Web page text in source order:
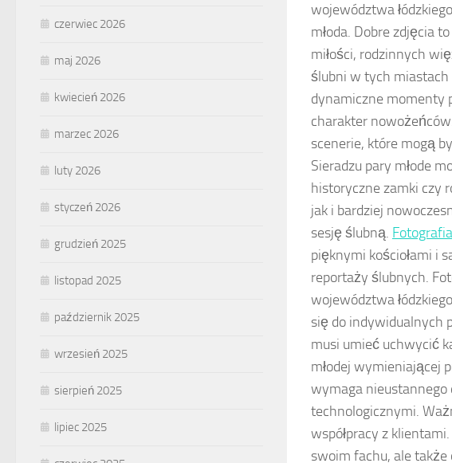
województwa
młoda. Dobre zdjęcia
miłości, rodzinnych
ślubni w tych
dynamiczne momenty
charakter
scenerie, które mogą
Sieradzu pary młode
historyczne zamki czy
jak i bardziej
sesję ślubną.
pięknymi kościołami i
reportaży ślubnych.
województwa
się do indywidualnych
musi umieć uchwycić
młodej wymieniającej
wymaga nieustannego
technologicznymi.
współpracy z
swoim fachu, ale
czerwiec 2026
maj 2026
kwiecień 2026
marzec 2026
luty 2026
styczeń 2026
grudzień 2025
listopad 2025
październik 2025
wrzesień 2025
sierpień 2025
lipiec 2025